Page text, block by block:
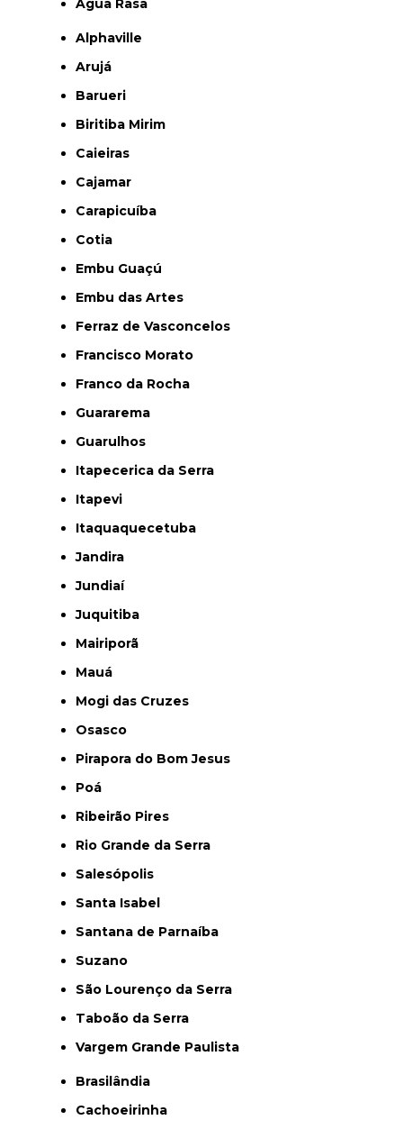
Água Rasa
Alphaville
Arujá
Barueri
Biritiba Mirim
Caieiras
Cajamar
Carapicuíba
Cotia
Embu Guaçú
Embu das Artes
Ferraz de Vasconcelos
Francisco Morato
Franco da Rocha
Guararema
Guarulhos
Itapecerica da Serra
Itapevi
Itaquaquecetuba
Jandira
Jundiaí
Juquitiba
Mairiporã
Mauá
Mogi das Cruzes
Osasco
Pirapora do Bom Jesus
Poá
Ribeirão Pires
Rio Grande da Serra
Salesópolis
Santa Isabel
Santana de Parnaíba
Suzano
São Lourenço da Serra
Taboão da Serra
Vargem Grande Paulista
Brasilândia
Cachoeirinha